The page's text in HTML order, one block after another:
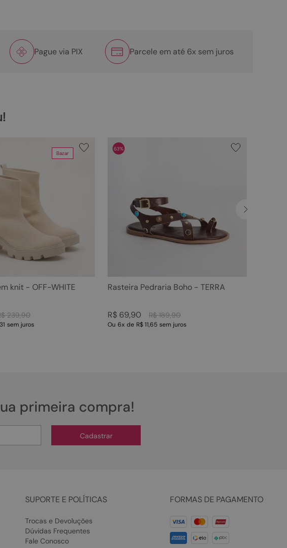
Pague via PIX Parcele em até 6x sem juros
Bazar
knit - OFF-WHITE
239,90
sem juros
63%
Rasteira Pedraria Boho - TERRA
R$ 189,90
R$ 69,90
Ou 6x de R$ 11,65 sem juros
primeira compra!
Cadastrar
SUPORTE E POLÍTICAS
Trocas e Devoluções
Dúvidas Frequentes
Fale Conosco
FORMAS DE PAGAMENTO